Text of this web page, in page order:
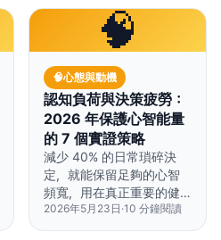
求。
🧠
🧠心態與動機
認知負荷與決策疲勞：
2026 年保護心智能量
的 7 個實證策略
減少 40% 的日常瑣碎決
定，就能保留足夠的心智
頻寬，用在真正重要的健
康與人生選擇上。
2026年5月23日 ·10 分鐘閱讀